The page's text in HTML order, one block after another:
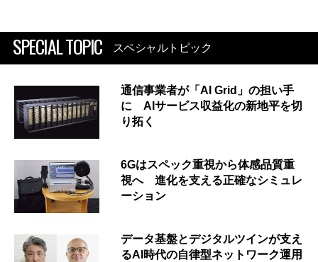
SPECIAL TOPIC スペシャルトピック
通信事業者が「AI Grid」の担い手
に AIサービス収益化の新地平を切
り拓く
6Gはスペック重視から体感品質重
視へ 進化を支える正確なシミュレ
ーション
データ基盤とデジタルツインが支え
るAI時代の自律型ネットワーク運用